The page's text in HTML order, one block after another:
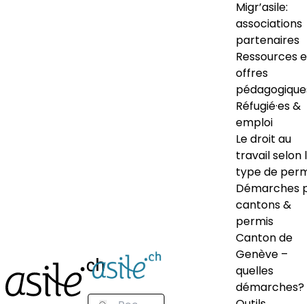
Migr’asile:
associations
partenaires
Ressources
offres
Réfugié·es &
emploi
Le droit au
travail selon
type de
Démarches
cantons &
permis
Canton de
Genève –
quelles
démarches?